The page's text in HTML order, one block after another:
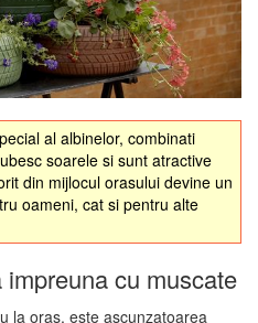
al albinelor, combinati
soarele si sunt atractive
din mijlocul orasului devine un
oameni, cat si pentru alte
cu muscate
la oras, este ascunzatoarea